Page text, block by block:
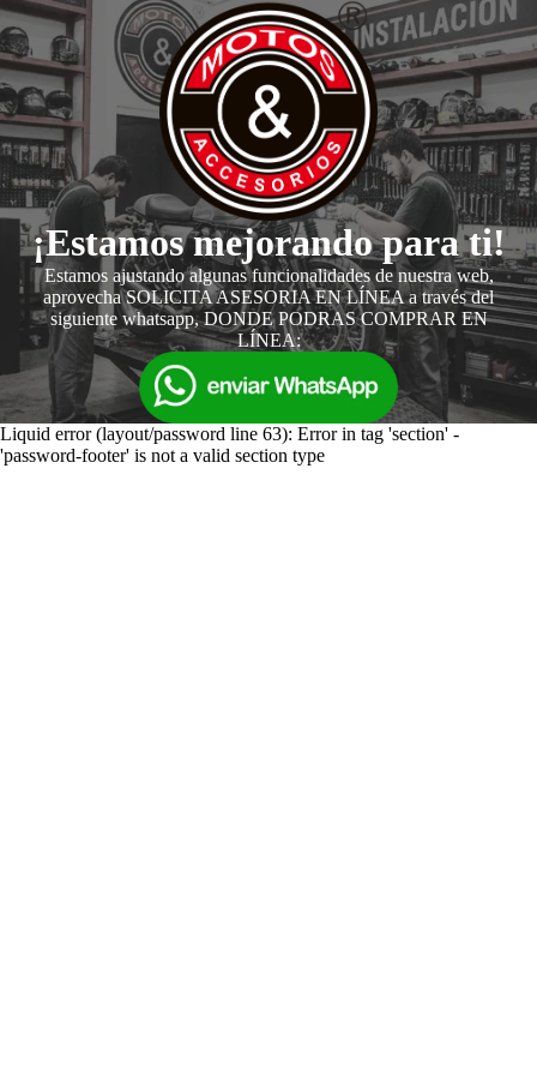
¡Estamos mejorando para ti!
Estamos ajustando algunas funcionalidades de nuestra web,
aprovecha SOLICITA ASESORIA EN LÍNEA a través del
siguiente whatsapp, DONDE PODRAS COMPRAR EN
LÍNEA:
Liquid error (layout/password line 63): Error in tag 'section' -
'password-footer' is not a valid section type